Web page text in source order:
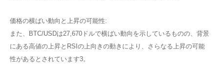
価格の横ばい動向と上昇の可能性:
また、BTC/USDは27,670ドルで横ばい動向を示しているものの、背景
にある高値の上昇とRSIの上向きの動きにより、さらなる上昇の可能
性があるとされています​3​。